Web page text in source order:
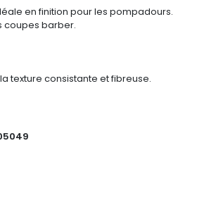
en finition pour les pompadours.
coupes barber.
texture consistante et fibreuse.